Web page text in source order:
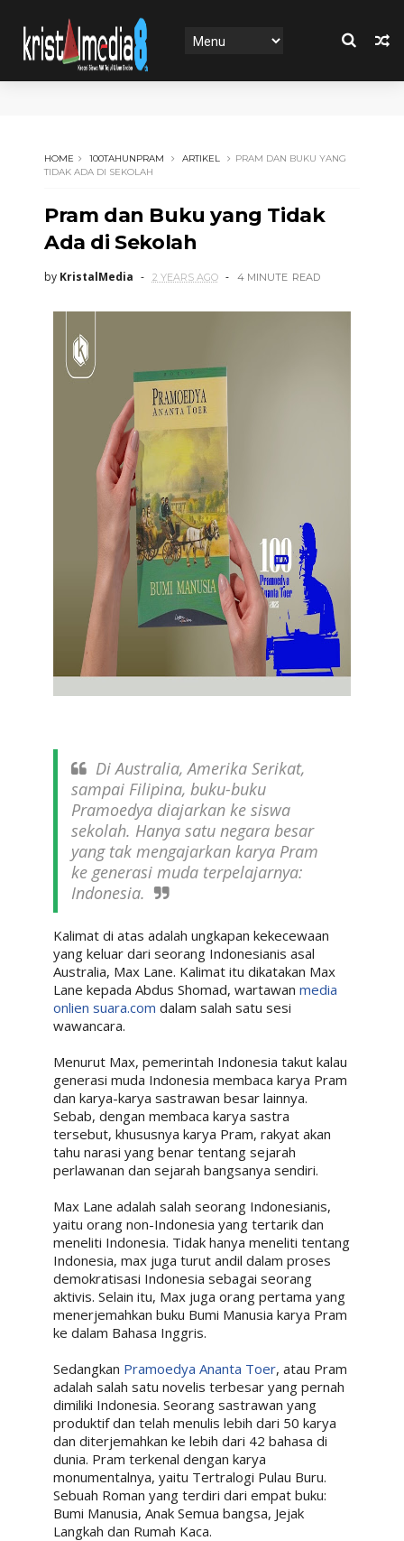
HOME 100TAHUNPRAM ARTIKEL
PRAM DAN BUKU YANG
TIDAK ADA DI SEKOLAH
Pram dan Buku yang Tidak
Ada di Sekolah
by KristalMedia 2 YEARS AGO 4 MINUTE READ
Di Australia, Amerika Serikat,
sampai Filipina, buku-buku
Pramoedya diajarkan ke siswa
sekolah. Hanya satu negara besar
yang tak mengajarkan karya Pram
ke generasi muda terpelajarnya:
Indonesia.
Kalimat di atas adalah ungkapan kekecewaan
yang keluar dari seorang Indonesianis asal
Australia, Max Lane. Kalimat itu dikatakan Max
Lane kepada Abdus Shomad, wartawan media
onlien suara.com dalam salah satu sesi
wawancara.
Menurut Max, pemerintah Indonesia takut kalau
generasi muda Indonesia membaca karya Pram
dan karya-karya sastrawan besar lainnya.
Sebab, dengan membaca karya sastra
tersebut, khususnya karya Pram, rakyat akan
tahu narasi yang benar tentang sejarah
perlawanan dan sejarah bangsanya sendiri.
Max Lane adalah salah seorang Indonesianis,
yaitu orang non-Indonesia yang tertarik dan
meneliti Indonesia. Tidak hanya meneliti tentang
Indonesia, max juga turut andil dalam proses
demokratisasi Indonesia sebagai seorang
aktivis. Selain itu, Max juga orang pertama yang
menerjemahkan buku Bumi Manusia karya Pram
ke dalam Bahasa Inggris.
Sedangkan Pramoedya Ananta Toer, atau Pram
adalah salah satu novelis terbesar yang pernah
dimiliki Indonesia. Seorang sastrawan yang
produktif dan telah menulis lebih dari 50 karya
dan diterjemahkan ke lebih dari 42 bahasa di
dunia. Pram terkenal dengan karya
monumentalnya, yaitu Tertralogi Pulau Buru.
Sebuah Roman yang terdiri dari empat buku:
Bumi Manusia, Anak Semua bangsa, Jejak
Langkah dan Rumah Kaca.